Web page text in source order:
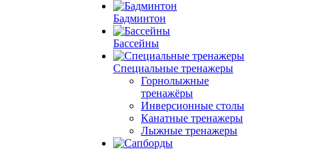
Бадминтон
Бассейны
Специальные тренажеры
Горнолыжные
тренажёры
Инверсионные столы
Канатные тренажеры
Лыжные тренажеры